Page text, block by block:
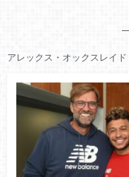
アレックス・オックスレイ